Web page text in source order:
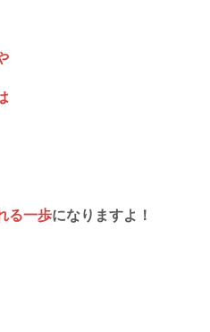
る一歩になりますよ！